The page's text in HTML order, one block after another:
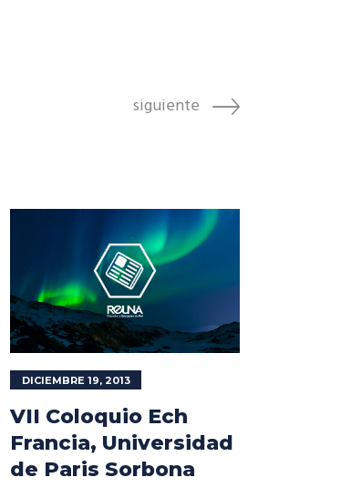
siguiente
DICIEMBRE 19, 2013
VII Coloquio Ech
Francia, Universidad
de Paris Sorbona